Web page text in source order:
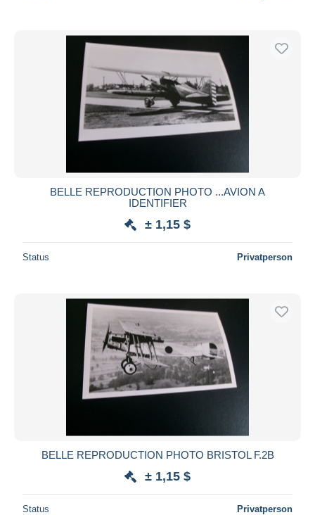
BELLE REPRODUCTION PHOTO ...AVION A
IDENTIFIER
± 1,15 $
Status Privatperson
BELLE REPRODUCTION PHOTO BRISTOL F.2B
± 1,15 $
Status Privatperson